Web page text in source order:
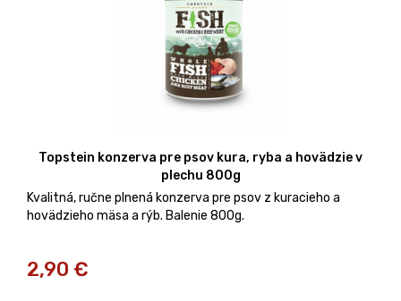
Topstein konzerva pre psov kura, ryba a hovädzie v
plechu 800g
Kvalitná, ručne plnená konzerva pre psov z kuracieho a
hovädzieho mäsa a rýb. Balenie 800g.
2,90 €